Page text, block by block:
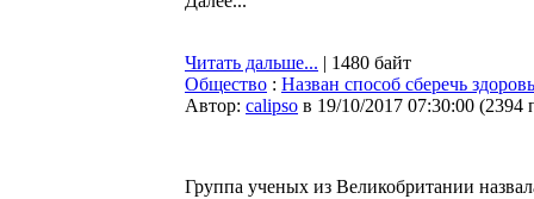
Читать дальше... | 1480 байт
Общество : Назван способ сберечь
Автор: calipso в 19/10/2017 07:30:00 (2394
Группа ученых из Великобритании